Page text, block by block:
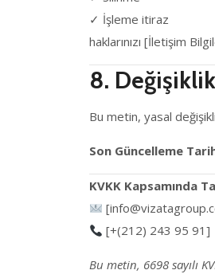
✓ İşleme itiraz
haklarınızı [İletişim
8.
Bu metin, yasal
Son Güncelleme
KVKK Kapsamında
[+(212) 243 95 91]
Bu metin, 6698 sayılı